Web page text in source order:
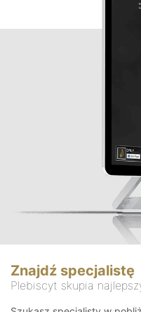
Znajdź specjalistę
Plebiscyt skupia